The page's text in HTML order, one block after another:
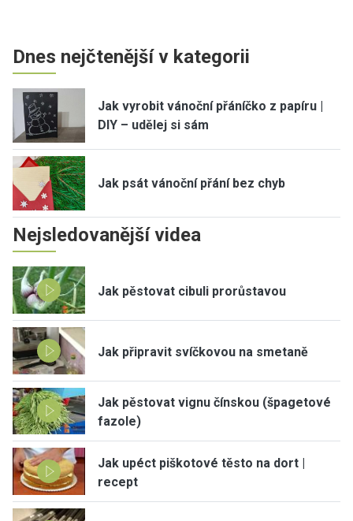
Dnes nejčtenější v kategorii
Jak vyrobit vánoční přáníčko z papíru |
DIY – udělej si sám
Jak psát vánoční přání bez chyb
Nejsledovanější videa
Jak pěstovat cibuli prorůstavou
Jak připravit svíčkovou na smetaně
Jak pěstovat vignu čínskou (špagetové
fazole)
Jak upéct piškotové těsto na dort |
recept